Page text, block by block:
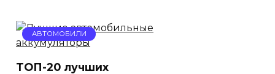
АВТОМОБИЛИ
ТОП-20 лучших